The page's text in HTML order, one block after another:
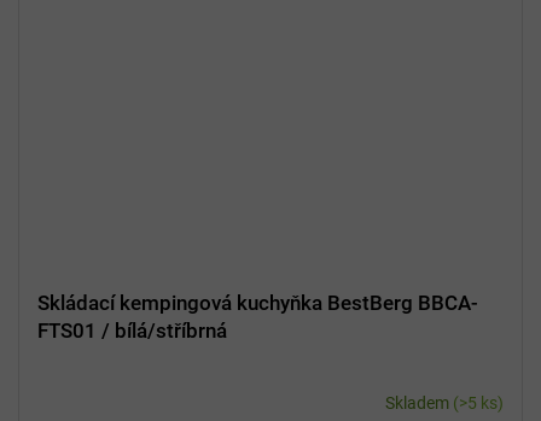
Skládací kempingová kuchyňka BestBerg BBCA-
FTS01 / bílá/stříbrná
Skladem (>5 ks)